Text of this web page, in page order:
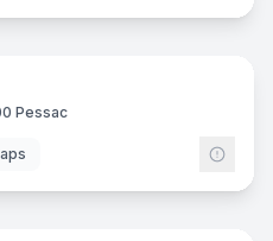
7
Pessac
16